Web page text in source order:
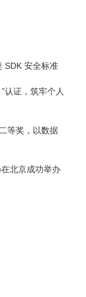
SDK 安全标准
认证，筑牢个人
等奖，以数据
北京成功举办